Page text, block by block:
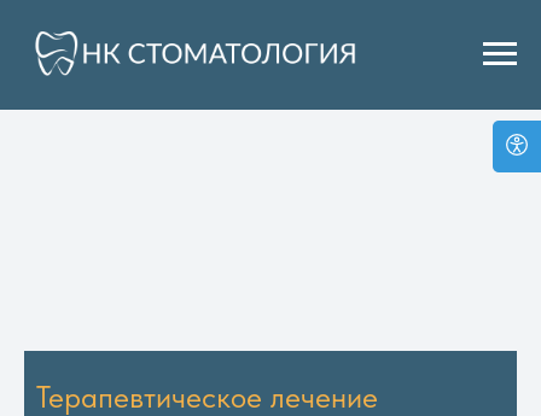
Терапевтическое лечение